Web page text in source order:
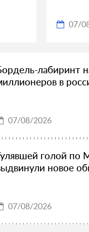
07/
лабиринт
в
07/08/2026
голой по
новое
07/08/2026